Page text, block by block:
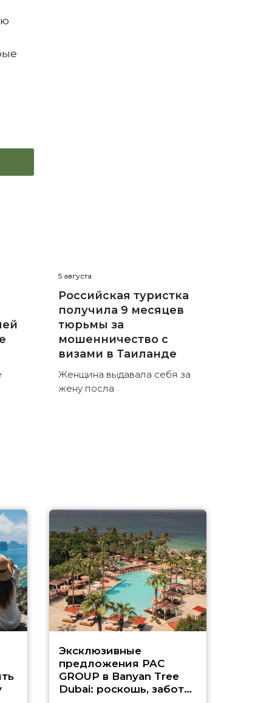
5 августа
Российская туристка
получила 9 месяцев
тюрьмы за
мошенничество с
визами в Таиланде
Женщина выдавала себя за
жену посла
Эксклюзивные
предложения PAC
GROUP в Banyan Tree
Dubai: роскошь, забота